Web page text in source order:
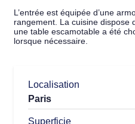
L’entrée est équipée d’une
rangement. La cuisine dispose
une table escamotable a été
lorsque nécessaire.
Localisation
Paris
Superficie